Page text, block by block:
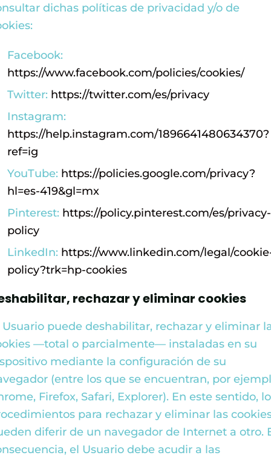
dichas políticas de privacidad y/o de
Facebook:
https://www.facebook.com/policies/cookies/
Twitter: https://twitter.com/es/privacy
Instagram:
https://help.instagram.com/1896641480634370?
ref=ig
YouTube: https://policies.google.com/privacy?
hl=es-419&gl=mx
Pinterest: https://policy.pinterest.com/es/privacy-
policy
LinkedIn: https://www.linkedin.com/legal/
policy?trk=hp-cookies
rechazar y eliminar cookies
Usuario puede deshabilitar, rechazar y eliminar
—total o parcialmente— instaladas en su
mediante la configuración de su
(entre los que se encuentran, por
Firefox, Safari, Explorer). En este sentido,
para rechazar y eliminar las
diferir de un navegador de Internet a otro.
el Usuario debe acudir a las